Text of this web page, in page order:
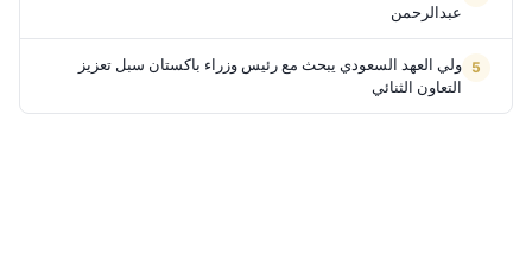
عبدالرحمن
ولي العهد السعودي يبحث مع رئيس وزراء باكستان سبل تعزيز
التعاون الثنائي